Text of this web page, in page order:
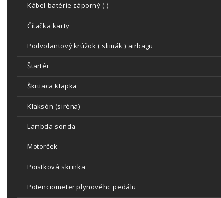
Kábel batérie záporný (-)
Čítačka karty
Podvolantový krúžok ( slimák ) airbagu
Štartér
Škrtiaca klapka
Klaksón (siréna)
Lambda sonda
Motorček
Poistková skrinka
Potenciometer plynového pedálu